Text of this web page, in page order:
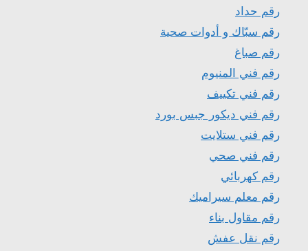
رقم حداد
رقم سبّاك و أدوات صحية
رقم صباغ
رقم فني المنيوم
رقم فني تكييف
رقم فني ديكور جبس بورد
رقم فني ستلايت
رقم فني صحي
رقم كهربائي
رقم معلم سيراميك
رقم مقاول بناء
رقم نقل عفش